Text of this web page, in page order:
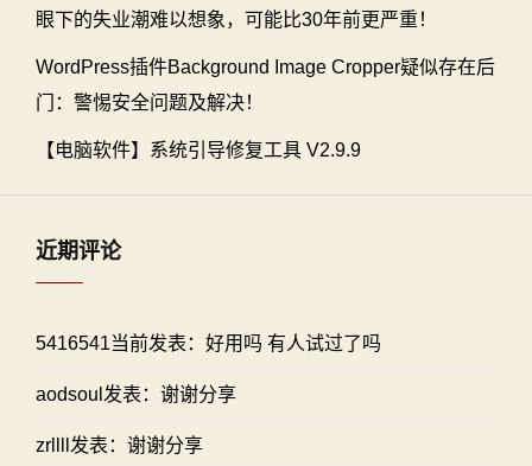
眼下的失业潮难以想象，可能比30年前更严重！
WordPress插件Background Image Cropper疑似存在后
门：警惕安全问题及解决！
【电脑软件】系统引导修复工具 V2.9.9
近期评论
5416541当前发表：好用吗 有人试过了吗
aodsoul发表：谢谢分享
zrllll发表：谢谢分享